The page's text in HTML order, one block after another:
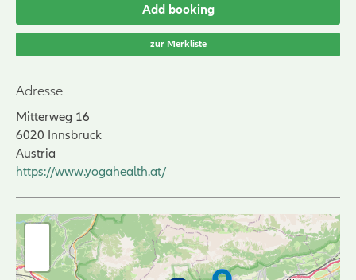
Add booking
zur Merkliste
Adresse
Mitterweg 16
6020 Innsbruck
Austria
https://www.yogahealth.at/